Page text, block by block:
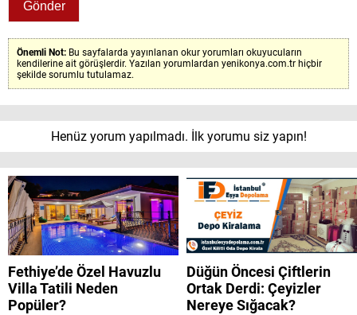
Önemli Not: Bu sayfalarda yayınlanan okur yorumları okuyucuların
kendilerine ait görüşlerdir. Yazılan yorumlardan yenikonya.com.tr hiçbir
şekilde sorumlu tutulamaz.
Henüz yorum yapılmadı. İlk yorumu siz yapın!
Fethiye’de Özel Havuzlu
Villa Tatili Neden
Popüler?
Düğün Öncesi Çiftlerin
Ortak Derdi: Çeyizler
Nereye Sığacak?